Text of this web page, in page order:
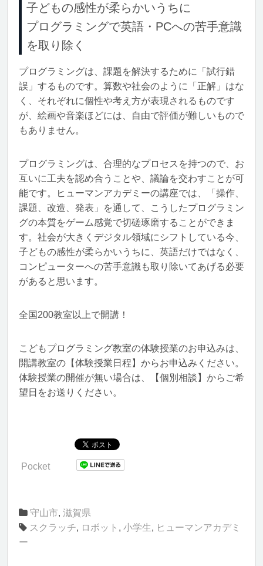
子どもの感性が柔らかいうちに
プログラミングで英語・PCへの苦手意識
を取り除く
プログラミングは、課題を解決するために「試行錯
誤」するものです。算数や社会のように「正解」はな
く、それぞれに個性や考え方が表現されるものです
が、絵画や音楽ほどには、自由で評価が難しいもので
もありません。
プログラミングは、合理的なプロセスを持つので、お
互いに工夫を認め合うことや、議論を交わすことが可
能です。ヒューマンアカデミーの講座では、「操作、
課題、改造、発表」を通して、こうしたプログラミン
グの本質をゲーム感覚で切磋琢磨することができま
す。社会が大きくデジタル領域にシフトしている今、
子どもの感性が柔らかいうちに、英語だけではなく、
コンピューターへの苦手意識も取り除いてあげる必要
があると思います。
全国200教室以上で開講！
こどもプログラミング教室の体験授業のお申込みは、
開講教室の【体験授業日程】からお申込みください。
体験授業の開催が無い場合は、【個別相談】からご希
望日をお送りください。
Pocket
守山市, 滋賀県
スクラッチ, ロボット , 小学生, ヒューマンアカデミ
ー